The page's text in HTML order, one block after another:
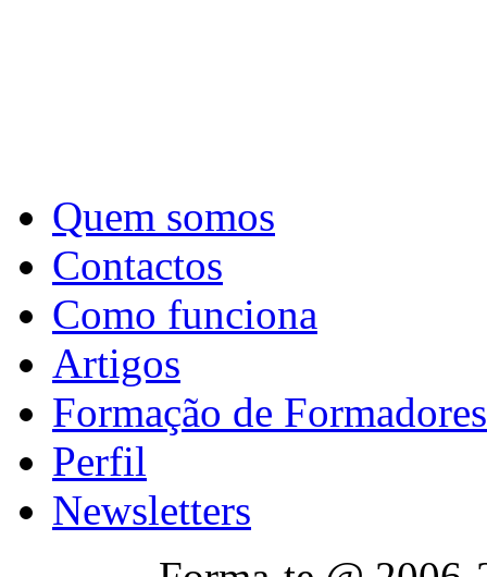
Quem somos
Contactos
Como funciona
Artigos
Formação de Formadores
Perfil
Newsletters